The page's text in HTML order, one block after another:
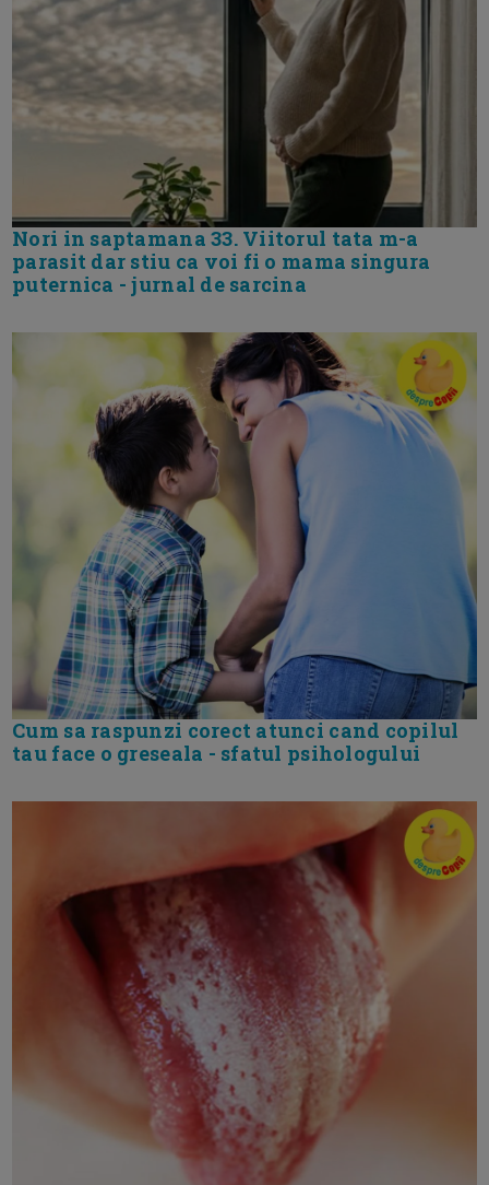
Nori in saptamana 33. Viitorul tata m-a
parasit dar stiu ca voi fi o mama singura
puternica - jurnal de sarcina
Cum sa raspunzi corect atunci cand copilul
tau face o greseala - sfatul psihologului